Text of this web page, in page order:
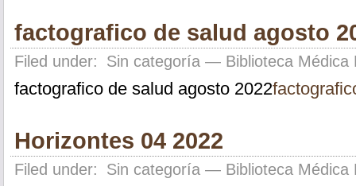
factografico de salud agosto
Filed under: Sin categoría— Biblioteca Médica
factografico de salud agosto 2022
Horizontes 04 2022
Filed under: Sin categoría— Biblioteca Médica